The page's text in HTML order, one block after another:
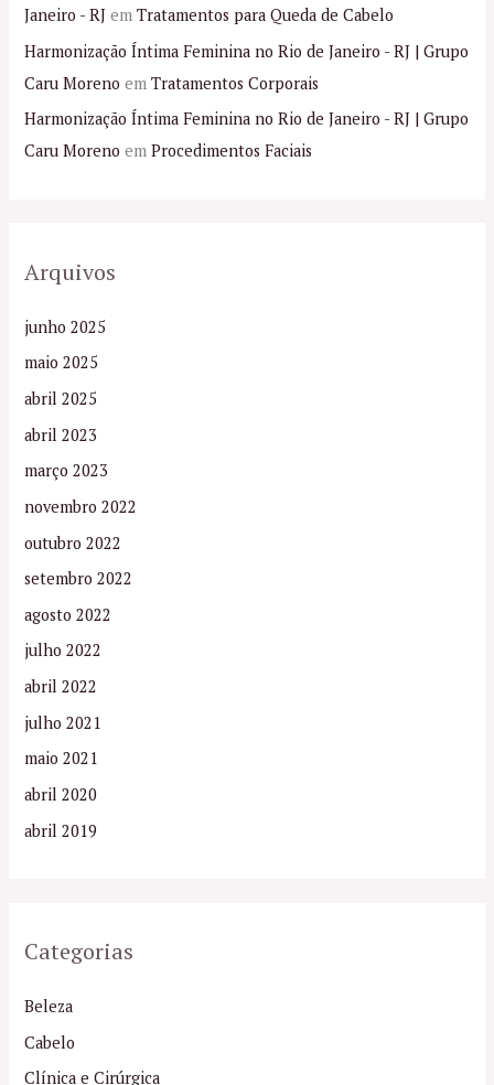
Janeiro - RJ emTratamentos para Queda de Cabelo
Harmonização Íntima Feminina no Rio de Janeiro - RJ | Grupo
Caru Moreno emTratamentos Corporais
Harmonização Íntima Feminina no Rio de Janeiro - RJ | Grupo
Caru Moreno emProcedimentos Faciais
Arquivos
junho 2025
maio 2025
abril 2025
abril 2023
março 2023
novembro 2022
outubro 2022
setembro 2022
agosto 2022
julho 2022
abril 2022
julho 2021
maio 2021
abril 2020
abril 2019
Categorias
Beleza
Cabelo
Clínica e Cirúrgica